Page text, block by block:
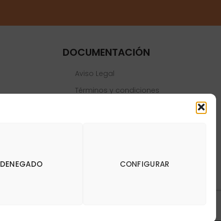
DENEGADO CONFIGURAR
DOCUMENTACIÓN
Aviso Legal
Términos y condiciones